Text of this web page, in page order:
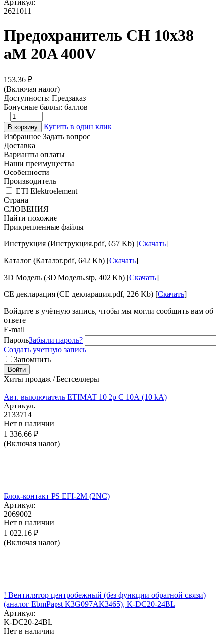
Артикул:
2621011
Предохранитель CH 10x38
аМ 20A 400V
153.36 ₽
(Включая налог)
Доступность: Предзаказ
Бонусные баллы: баллов
+
−
В корзину
Купить в один клик
Избранное Задать вопрос
Доставка
Варианты оплаты
Наши преимущества
Особенности
Производитель
ETI Elektroelement
Страна
СЛОВЕНИЯ
Найти похожие
Прикрепленные файлы
Инструкция (Инструкция.pdf, 657 Kb) [Скачать]
Каталог (Каталог.pdf, 642 Kb) [Скачать]
3D Модель (3D Модель.stp, 402 Kb) [Скачать]
CE декларация (CE декларация.pdf, 226 Kb) [Скачать]
Войдите в учётную запись, чтобы мы могли сообщить вам об
ответе
E-mail
ПарольЗабыли пароль?
Создать учетную запись
Запомнить
Войти
Хиты продаж / Бестселлеры
Авт. выключатель ETIMAT 10 2p C 10А (10 kA)
Артикул:
2133714
Нет в наличии
1 336.66 ₽
(Включая налог)
Блок-контакт PS EFI-2M (2NC)
Артикул:
2069002
Нет в наличии
1 022.16 ₽
(Включая налог)
! Вентилятор центробежный (без функции обратной связи)
(аналог EbmPapst K3G097AK3465), K-DC20-24BL
Артикул:
K-DC20-24BL
Нет в наличии